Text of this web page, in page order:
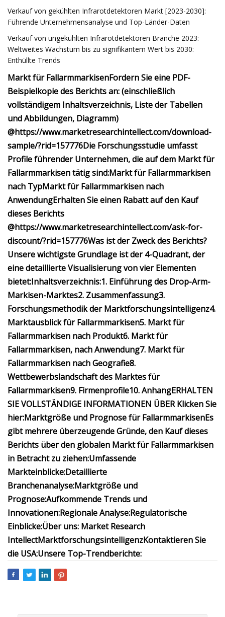
Verkauf von gekühlten Infrarotdetektoren Markt [2023-2030]:
Führende Unternehmensanalyse und Top-Länder-Daten
Verkauf von ungekühlten Infrarotdetektoren Branche 2023:
Weltweites Wachstum bis zu signifikantem Wert bis 2030:
Enthüllte Trends
Markt für FallarmmarkisenFordern Sie eine PDF-
Beispielkopie des Berichts an: (einschließlich
vollständigem Inhaltsverzeichnis, Liste der Tabellen
und Abbildungen, Diagramm)
@https://www.marketresearchintellect.com/download-
sample/?rid=157776Die Forschungsstudie umfasst
Profile führender Unternehmen, die auf dem Markt für
Fallarmmarkisen tätig sind:Markt für Fallarmmarkisen
nach TypMarkt für Fallarmmarkisen nach
AnwendungErhalten Sie einen Rabatt auf den Kauf
dieses Berichts
@https://www.marketresearchintellect.com/ask-for-
discount/?rid=157776Was ist der Zweck des Berichts?
Unsere wichtigste Grundlage ist der 4-Quadrant, der
eine detaillierte Visualisierung von vier Elementen
bietet:Inhaltsverzeichnis:1. Einführung des Drop-Arm-
Markisen-Marktes2. Zusammenfassung3.
Forschungsmethodik der Marktforschungsintelligenz4.
Marktausblick für Fallarmmarkisen5. Markt für
Fallarmmarkisen nach Produkt6. Markt für
Fallarmmarkisen, nach Anwendung7. Markt für
Fallarmmarkisen nach Geografie8.
Wettbewerbslandschaft des Marktes für
Fallarmmarkisen9. Firmenprofile10. AnhangERHALTEN
SIE VOLLSTÄNDIGE INFORMATIONEN ÜBER Klicken Sie
hier:Marktgröße und Prognose für FallarmmarkisenEs
gibt mehrere überzeugende Gründe, den Kauf dieses
Berichts über den globalen Markt für Fallarmmarkisen
in Betracht zu ziehen:Umfassende
Markteinblicke:Detaillierte
Branchenanalyse:Marktgröße und
Prognose:Aufkommende Trends und
Innovationen:Regionale Analyse:Regulatorische
Einblicke:Über uns: Market Research
IntellectMarktforschungsintelligenzKontaktieren Sie
die USA:Unsere Top-Trendberichte: